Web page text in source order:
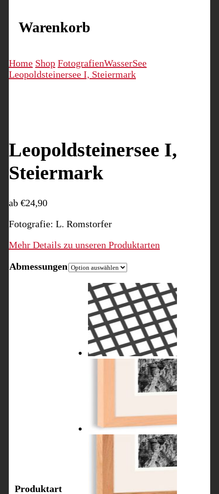
Warenkorb
Home Shop FotografienWasserSee
Leopoldsteinersee I, Steiermark
Leopoldsteinersee I,
Steiermark
ab €24,90
Fotografie: L. Romstorfer
Mehr Details zu unseren Produktarten
Abmessungen
Produktart